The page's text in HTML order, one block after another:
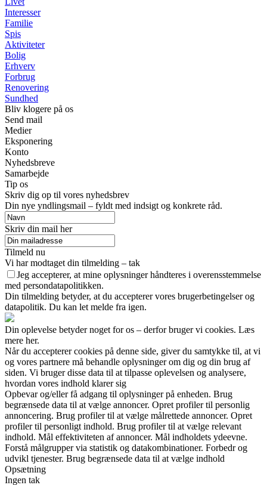
Interesser
Familie
Spis
Aktiviteter
Bolig
Erhverv
Forbrug
Renovering
Sundhed
Bliv klogere på os
Send mail
Medier
Eksponering
Konto
Nyhedsbreve
Samarbejde
Tip os
Skriv dig op til vores nyhedsbrev
Din nye yndlingsmail – fyldt med indsigt og konkrete råd.
Skriv din mail her
Tilmeld nu
Vi har modtaget din tilmelding – tak
Jeg accepterer, at mine oplysninger håndteres i overensstemmelse
med persondatapolitikken.
Din tilmelding betyder, at du accepterer vores brugerbetingelser og
datapolitik. Du kan let melde fra igen.
Din oplevelse betyder noget for os – derfor bruger vi cookies. Læs
mere her.
Når du accepterer cookies på denne side, giver du samtykke til, at vi
og vores partnere må behandle oplysninger om dig og din brug af
siden. Vi bruger disse data til at tilpasse oplevelsen og analysere,
hvordan vores indhold klarer sig
Opbevar og/eller få adgang til oplysninger på enheden. Brug
begrænsede data til at vælge annoncer. Opret profiler til personlig
annoncering. Brug profiler til at vælge målrettede annoncer. Opret
profiler til personligt indhold. Brug profiler til at vælge relevant
indhold. Mål effektiviteten af annoncer. Mål indholdets ydeevne.
Forstå målgrupper via statistik og datakombinationer. Forbedr og
udvikl tjenester. Brug begrænsede data til at vælge indhold
Opsætning
Ingen tak